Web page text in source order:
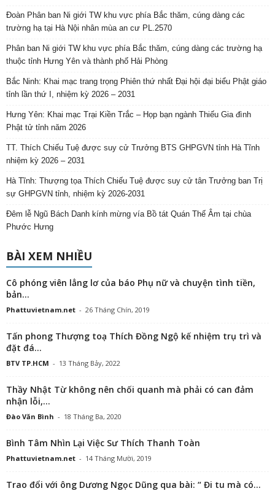
Đoàn Phân ban Ni giới TW khu vực phía Bắc thăm, cúng dàng các
trường hạ tại Hà Nội nhân mùa an cư PL.2570
Phân ban Ni giới TW khu vực phía Bắc thăm, cúng dàng các trường hạ
thuộc tỉnh Hưng Yên và thành phố Hải Phòng
Bắc Ninh: Khai mạc trang trọng Phiên thứ nhất Đại hội đại biểu Phật giáo
tỉnh lần thứ I, nhiệm kỳ 2026 – 2031
Hưng Yên: Khai mạc Trại Kiền Trắc – Họp bạn ngành Thiếu Gia đình
Phật tử tỉnh năm 2026
TT. Thích Chiếu Tuệ được suy cử Trưởng BTS GHPGVN tỉnh Hà Tĩnh
nhiệm kỳ 2026 – 2031
Hà Tĩnh: Thượng tọa Thích Chiếu Tuệ được suy cử tân Trưởng ban Trị
sự GHPGVN tỉnh, nhiệm kỳ 2026-2031
Đêm lễ Ngũ Bách Danh kính mừng vía Bồ tát Quán Thế Âm tại chùa
Phước Hưng
BÀI XEM NHIỀU
Cô phóng viên lẳng lơ của báo Phụ nữ và chuyện tình tiền,
bản...
Phattuvietnam.net - 26 Tháng Chín, 2019
Tấn phong Thượng toạ Thích Đồng Ngộ kế nhiệm trụ trì và
đặt đá...
BTV TP.HCM - 13 Tháng Bảy, 2022
Thầy Nhật Từ không nên chối quanh mà phải có can đảm
nhận lỗi,...
Đào Văn Bình - 18 Tháng Ba, 2020
Bình Tâm Nhìn Lại Việc Sư Thích Thanh Toàn
Phattuvietnam.net - 14 Tháng Mười, 2019
Trao đổi với ông Dương Ngọc Dũng qua bài: “ Đi tu mà có...